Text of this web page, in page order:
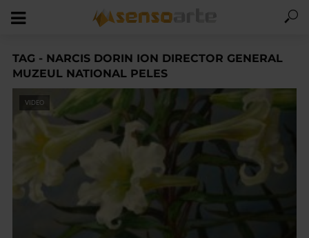
TAG - NARCIS DORIN ION DIRECTOR GENERAL
MUZEUL NATIONAL PELES
VIDEO